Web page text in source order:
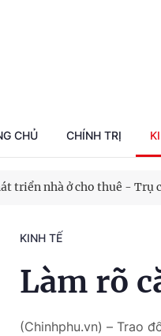
CHỦ CHÍNH TRỊ
triển kinh tế nhà nước
triển nhà ở cho thuê - Trụ
KINH TẾ
Làm rõ
(Chinhphu.vn) – Trao